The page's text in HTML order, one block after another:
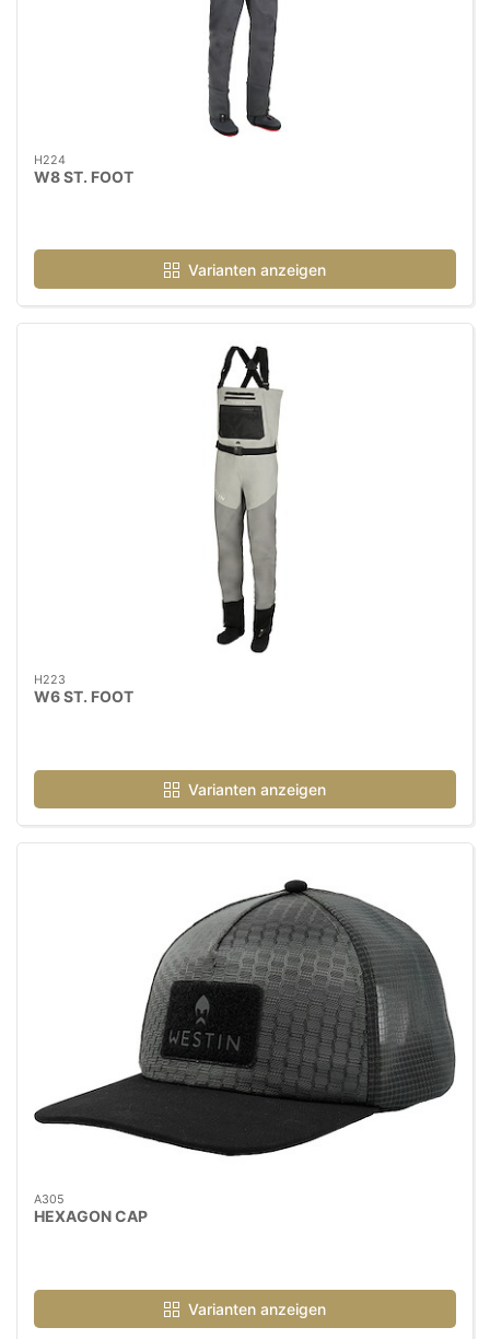
H224
W8 ST. FOOT
Varianten anzeigen
H223
W6 ST. FOOT
Varianten anzeigen
A305
HEXAGON CAP
Varianten anzeigen